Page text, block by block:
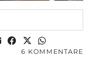
6 KOMMENTARE